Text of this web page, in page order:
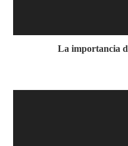
La importancia